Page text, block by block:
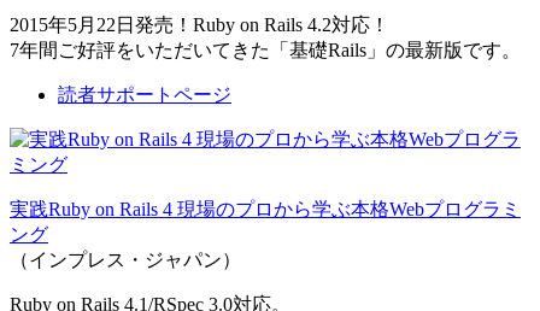
2015年5月22日発売！Ruby on Rails 4.2対応！
7年間ご好評をいただいてきた「基礎Rails」の最新版です。
読者サポートページ
実践Ruby on Rails 4 現場のプロから学ぶ本格Webプログラミ
ング
（インプレス・ジャパン）
Ruby on Rails 4.1/RSpec 3.0対応。